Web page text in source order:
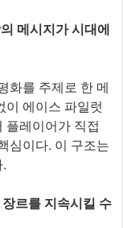
메시지가 시대에
화를 주제로 한 메
이 에이스 파일럿
플레이어가 직접
심이다. 이 구조는
르를 지속시킬 수